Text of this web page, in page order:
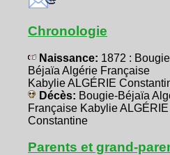
Chronologie
Naissance: 1872 :
Béjaïa Algérie Française
Kabylie ALGÉRIE
Décès: Bougie-Béjaïa
Française Kabylie ALGÉRIE
Constantine
Parents et grand-